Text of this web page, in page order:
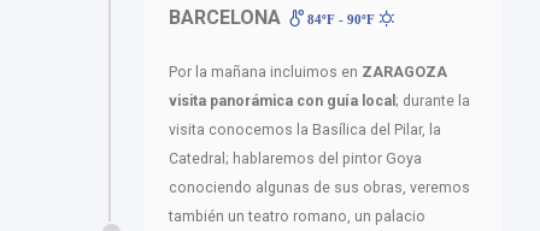
BARCELONA
84ºF - 90ºF
Por la mañana incluimos en ZARAGOZA
visita panorámica con guía local ; durante la
visita conocemos la Basílica del Pilar, la
Catedral; hablaremos del pintor Goya
conociendo algunas de sus obras, veremos
también un teatro romano, un palacio